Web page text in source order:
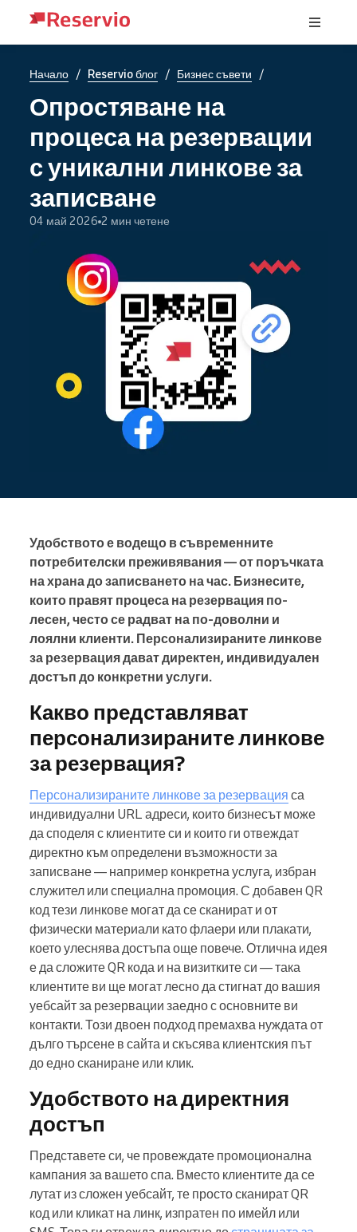
Начало / Reservio блог / Бизнес съвети /
Опростяване на
процеса на резервации
с уникални линкове за
записване
04 май 2026 2 мин четене
Удобството е водещо в съвременните
потребителски преживявания — от поръчката
на храна до записването на час. Бизнесите,
които правят процеса на резервация по-
лесен, често се радват на по-доволни и
лоялни клиенти. Персонализираните линкове
за резервация дават директен, индивидуален
достъп до конкретни услуги.
Какво представляват
персонализираните линкове
за резервация?
Персонализираните линкове за резервация са
индивидуални URL адреси, които бизнесът може
да споделя с клиентите си и които ги отвеждат
директно към определени възможности за
записване — например конкретна услуга, избран
служител или специална промоция. С добавен QR
код тези линкове могат да се сканират и от
физически материали като флаери или плакати,
което улеснява достъпа още повече. Отлична идея
е да сложите QR кода и на визитките си — така
клиентите ви ще могат лесно да стигнат до вашия
уебсайт за резервации заедно с основните ви
контакти. Този двоен подход премахва нуждата от
дълго търсене в сайта и скъсява клиентския път
до едно сканиране или клик.
Удобството на директния
достъп
Представете си, че провеждате промоционална
кампания за вашето спа. Вместо клиентите да се
лутат из сложен уебсайт, те просто сканират QR
код или кликат на линк, изпратен по имейл или